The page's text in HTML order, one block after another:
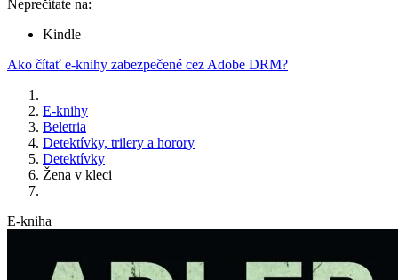
Neprečítate na:
Kindle
Ako čítať e-knihy zabezpečené cez Adobe DRM?
E-knihy
Beletria
Detektívky, trilery a horory
Detektívky
Žena v kleci
E-kniha